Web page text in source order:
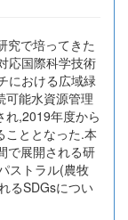
究で培ってきた
応国際科学技術
における広域緑
可能水資源管理
れ,2019年度から
こととなった.本
で展開される研
ストラル(農牧
るSDGsについ